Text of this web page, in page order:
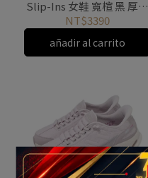
Slip-Ins 女鞋 寬楦 黑 厚底
緩震 125935WBKRG
NT$3390
añadir al carrito